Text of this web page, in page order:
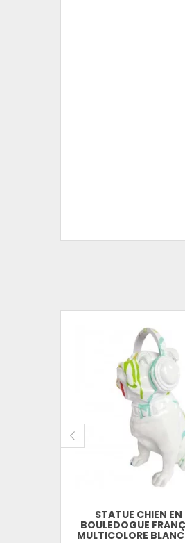
STATUE CHIEN EN
BOULEDOGUE
MULTICOLORE